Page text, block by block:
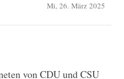
Mi, 26. März 2025
von CDU und CSU